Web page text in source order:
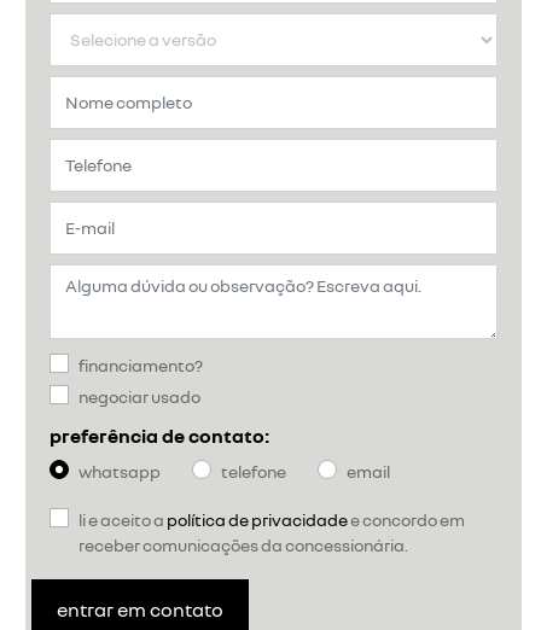
financiamento?
negociar usado
preferência de contato:
whatsapp telefone email
li e aceito a política de privacidadee concordo em
receber comunicações da concessionária.
entrar em contato